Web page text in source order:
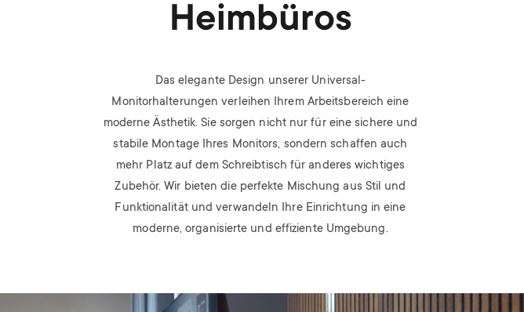
Heimbüros
Das elegante Design unserer Universal-
Monitorhalterungen verleihen Ihrem Arbeitsbereich eine
moderne Ästhetik. Sie sorgen nicht nur für eine sichere und
stabile Montage Ihres Monitors, sondern schaffen auch
mehr Platz auf dem Schreibtisch für anderes wichtiges
Zubehör. Wir bieten die perfekte Mischung aus Stil und
Funktionalität und verwandeln Ihre Einrichtung in eine
moderne, organisierte und effiziente Umgebung.